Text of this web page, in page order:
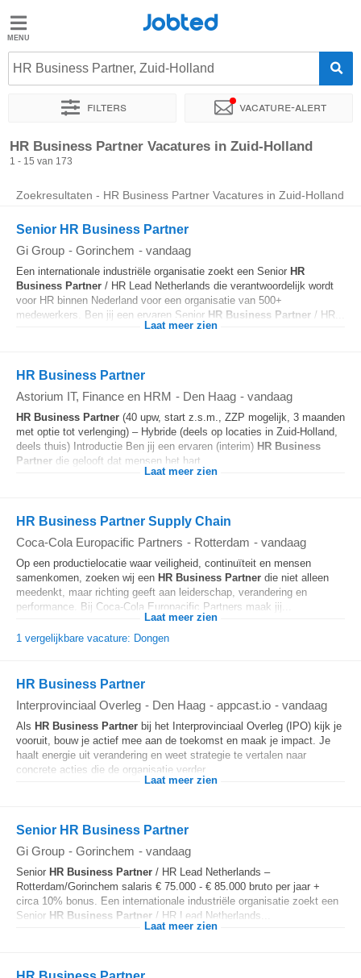
Jobted
Vacatures
Salarissen
Jobted
HR Business Partner, Zuid-Holland
Filters Vacature-alert
Sorteer op Bedrijf Uitzendbureau Soort dienstverband
HR Business Partner Vacatures in Zuid-Holland
1 - 15 van 173
Zoekresultaten - HR Business Partner Vacatures in Zuid-Holland
Senior HR Business Partner
Gi Group - Gorinchem - vandaag
Een internationale industriële organisatie zoekt een Senior HR
Business Partner / HR Lead Netherlands die verantwoordelijk wordt
voor HR binnen Nederland voor een organisatie van 500+
medewerkers. Ben jij een ervaren Senior HR Business Partner / HR...
Laat meer zien
HR Business Partner
Astorium IT, Finance en HRM - Den Haag - vandaag
HR Business Partner (40 upw, start z.s.m., ZZP mogelijk, 3 maanden
met optie tot verlenging) – Hybride (deels op locaties in Zuid-Holland,
deels thuis) Introductie Ben jij een ervaren (interim) HR Business
Partner die gelooft dat mensen het hart...
Laat meer zien
HR Business Partner Supply Chain
Coca-Cola Europacific Partners - Rotterdam - vandaag
Op een productielocatie waar veiligheid, continuïteit en mensen
samenkomen, zoeken wij een HR Business Partner die niet alleen
meedenkt, maar richting geeft aan leiderschap, verandering en
performance. Bij Coca-Cola Europacific Partners maak jij...
Laat meer zien
1 vergelijkbare vacature: Dongen
HR Business Partner
Interprovinciaal Overleg - Den Haag - appcast.io - vandaag
Als HR Business Partner bij het Interprovinciaal Overleg (IPO) kijk je
vooruit, bouw je actief mee aan de toekomst en maak je impact. Je
haalt energie uit verandering en weet strategie te vertalen naar
concrete acties die de organisatie verder...
Laat meer zien
Senior HR Business Partner
Gi Group - Gorinchem - vandaag
Senior HR Business Partner / HR Lead Netherlands –
Rotterdam/Gorinchem salaris € 75.000 - € 85.000 bruto per jaar +
circa 10% bonus. Een internationale industriële organisatie zoekt een
Senior HR Business Partner / HR Lead Netherlands...
Laat meer zien